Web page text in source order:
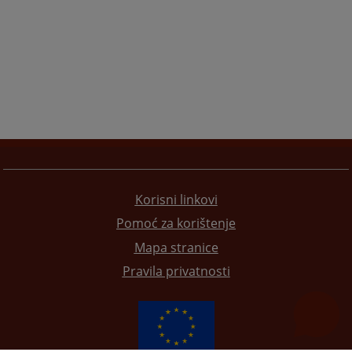
Korisni linkovi
Pomoć za korištenje
Mapa stranice
Pravila privatnosti